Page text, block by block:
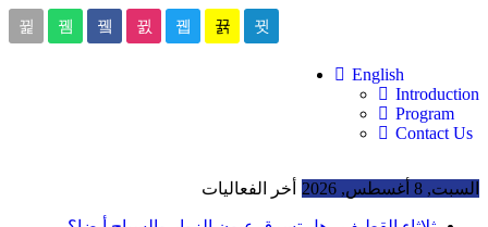
English
Introduction
Program
Contact Us
السبت, 8 أغسطس, 2026 أخر الفعاليات